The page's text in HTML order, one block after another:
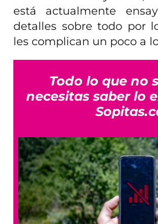
está actualmente
detalles sobre todo por
les complican un poco a
Todo lo que no
necesitas saber lo